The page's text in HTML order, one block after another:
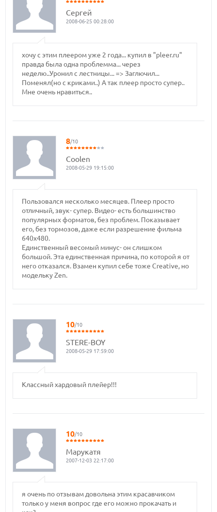
Сергей
2008-06-25 00:28:00
хочу с этим плеером уже 2 года... купил в "pleer.ru"
правда была одна проблемма... через
неделю..Уронил с лестницы... => Заглючил...
Поменял(но с криками..) А так плеер просто супер..
Мне очень нравиться..
8/10
Coolen
2008-05-29 19:15:00
Пользовался несколько месяцев. Плеер просто
отличный, звук- супер. Видео- есть большинство
популярных форматов, без проблем. Показывает
его, без тормозов, даже если разрешение фильма
640х480.
Единственный весомый минус- он слишком
большой. Эта единственная причина, по которой я от
него отказался. Взамен купил себе тоже Creative, но
модельку Zen.
10/10
STERE-BOY
2008-05-29 17:59:00
Классный хардовый плейер!!!
10/10
Марукатя
2007-12-03 22:17:00
я очень по отзывам довольна этим красавчиком
только у меня вопрос где его можно прокачать и